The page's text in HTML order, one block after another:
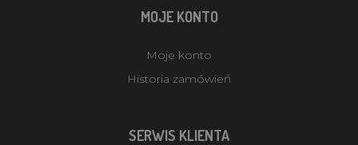
MOJE KONTO
Moje konto
Historia zamówień
SERWIS KLIENTA